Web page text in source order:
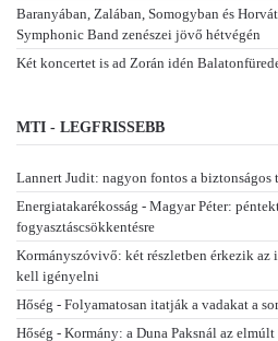
Baranyában, Zalában, Somogyban és
Symphonic Band zenészei jövő hétvégén
Két koncertet is ad Zorán idén
MTI - LEGFRISSEBB
Lannert Judit: nagyon fontos a biztonságos
Energiatakarékosság - Magyar Péter:
fogyasztáscsökkentésre
Kormányszóvivő: két részletben érkezik az
kell igényelni
Hőség - Folyamatosan itatják a vadakat a
Hőség - Kormány: a Duna Paksnál az